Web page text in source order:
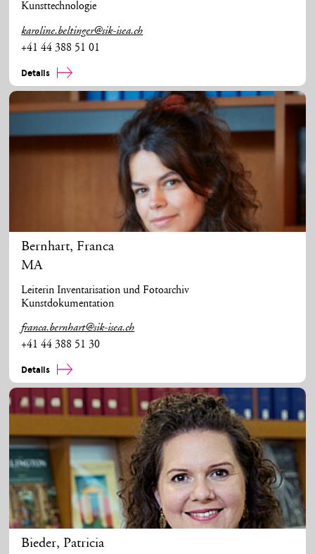
Kunsttechnologie
karoline.beltinger@sik-isea.ch
+41 44 388 51 01
Details
Bernhart, Franca
MA
Leiterin Inventarisation und Fotoarchiv
Kunstdokumentation
franca.bernhart@sik-isea.ch
+41 44 388 51 30
Details
Bieder, Patricia